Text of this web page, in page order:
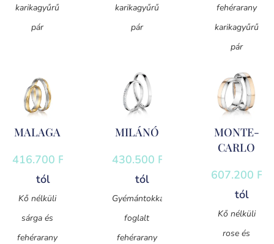
karikagyűrű
pár
karikagyűrű
pár
fehérarany
karikagyűrű
pár
MALAGA
416.700 Ft
tól
Kő nélküli
sárga és
fehérarany
MILÁNÓ
430.500 Ft
tól
Gyémántokkal
foglalt
fehérarany
MONTE-
CARLO
607.200 Ft
tól
Kő nélküli
rose és